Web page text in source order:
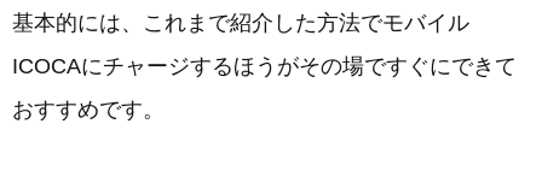
基本的には、これまで紹介した方法でモバイル
ICOCAにチャージするほうがその場ですぐにできて
おすすめです。